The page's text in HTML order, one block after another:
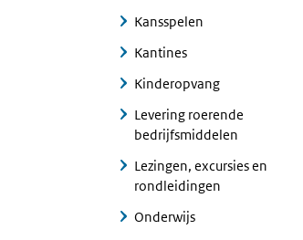
Kansspelen
Kantines
Kinderopvang
Levering roerende
bedrijfsmiddelen
Lezingen, excursies en
rondleidingen
Onderwijs